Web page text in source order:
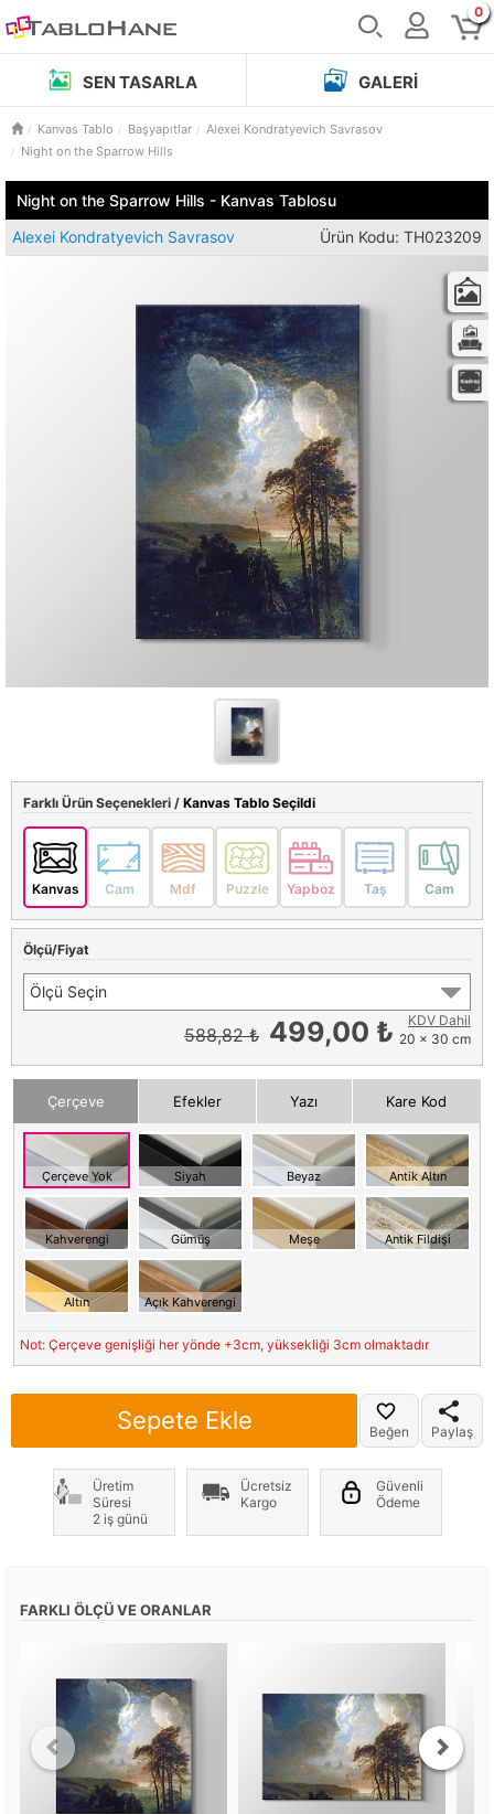
0
SEN TASARLA GALERI
Kanvas Tablo Başyapıtlar
Alexei Kondratyevich Savrasov
Night on the Sparrow Hills
Night on the Sparrow Hills - Kanvas Tablosu
Alexei Kondratyevich Savrasov
Ürün Kodu: TH023209
Farklı Ürün Seçenekleri / Kanvas Tablo Seçildi
Kanvas Cam Mdf Puzzle Yapboz Taş Cam
Ölçü/Fiyat
Ölçü Seçin
588,82 ₺ 499,00 ₺
KDV Dahil
20 x 30 cm
Çerçeve Efekler Yazı Kare Kod
Çerçeve Yok Siyah Beyaz Antik Altın
Kahverengi Gümüş Meşe Antik Fildişi
Altın Açık Kahverengi
Not: Çerçeve genişliği her yönde +3cm, yüksekliği 3cm olmaktadır
Sepete Ekle Beğen Paylaş
Üretim
Süresi
2 iş günü
Ücretsiz
Kargo
Güvenli
Ödeme
FARKLI ÖLÇÜ VE ORANLAR